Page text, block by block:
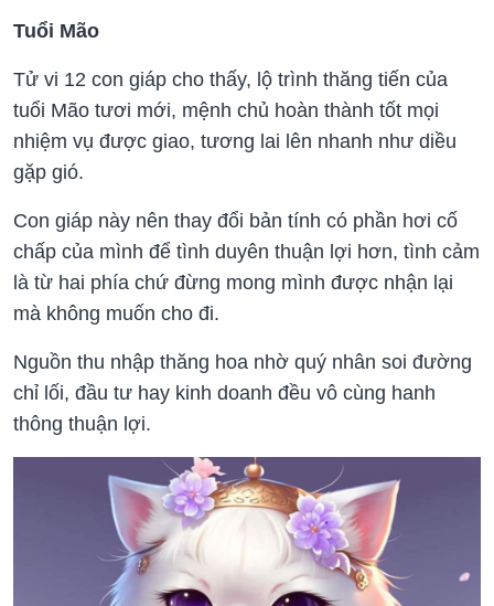
Tuổi Mão
Tử vi 12 con giáp cho thấy, lộ trình thăng tiến của
tuổi Mão tươi mới, mệnh chủ hoàn thành tốt mọi
nhiệm vụ được giao, tương lai lên nhanh như diều
gặp gió.
Con giáp này nên thay đổi bản tính có phần hơi cố
chấp của mình để tình duyên thuận lợi hơn, tình cảm
là từ hai phía chứ đừng mong mình được nhận lại
mà không muốn cho đi.
Nguồn thu nhập thăng hoa nhờ quý nhân soi đường
chỉ lối, đầu tư hay kinh doanh đều vô cùng hanh
thông thuận lợi.